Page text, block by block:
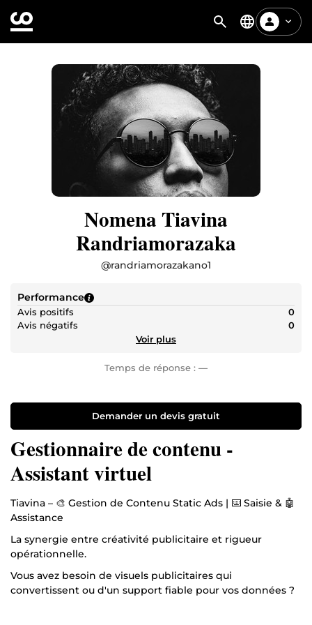
Nomena Tiavina
Randriamorazaka
@randriamorazakano1
Performance
Avis positifs
0
Avis négatifs
0
Voir plus
Temps de réponse : —
Demander un devis gratuit
Gestionnaire de contenu -
Assistant virtuel
Tiavina – 🎨 Gestion de Contenu Static Ads | ⌨️ Saisie & 🤖
Assistance
La synergie entre créativité publicitaire et rigueur
opérationnelle.
Vous avez besoin de visuels publicitaires qui
convertissent ou d'un support fiable pour vos données ?